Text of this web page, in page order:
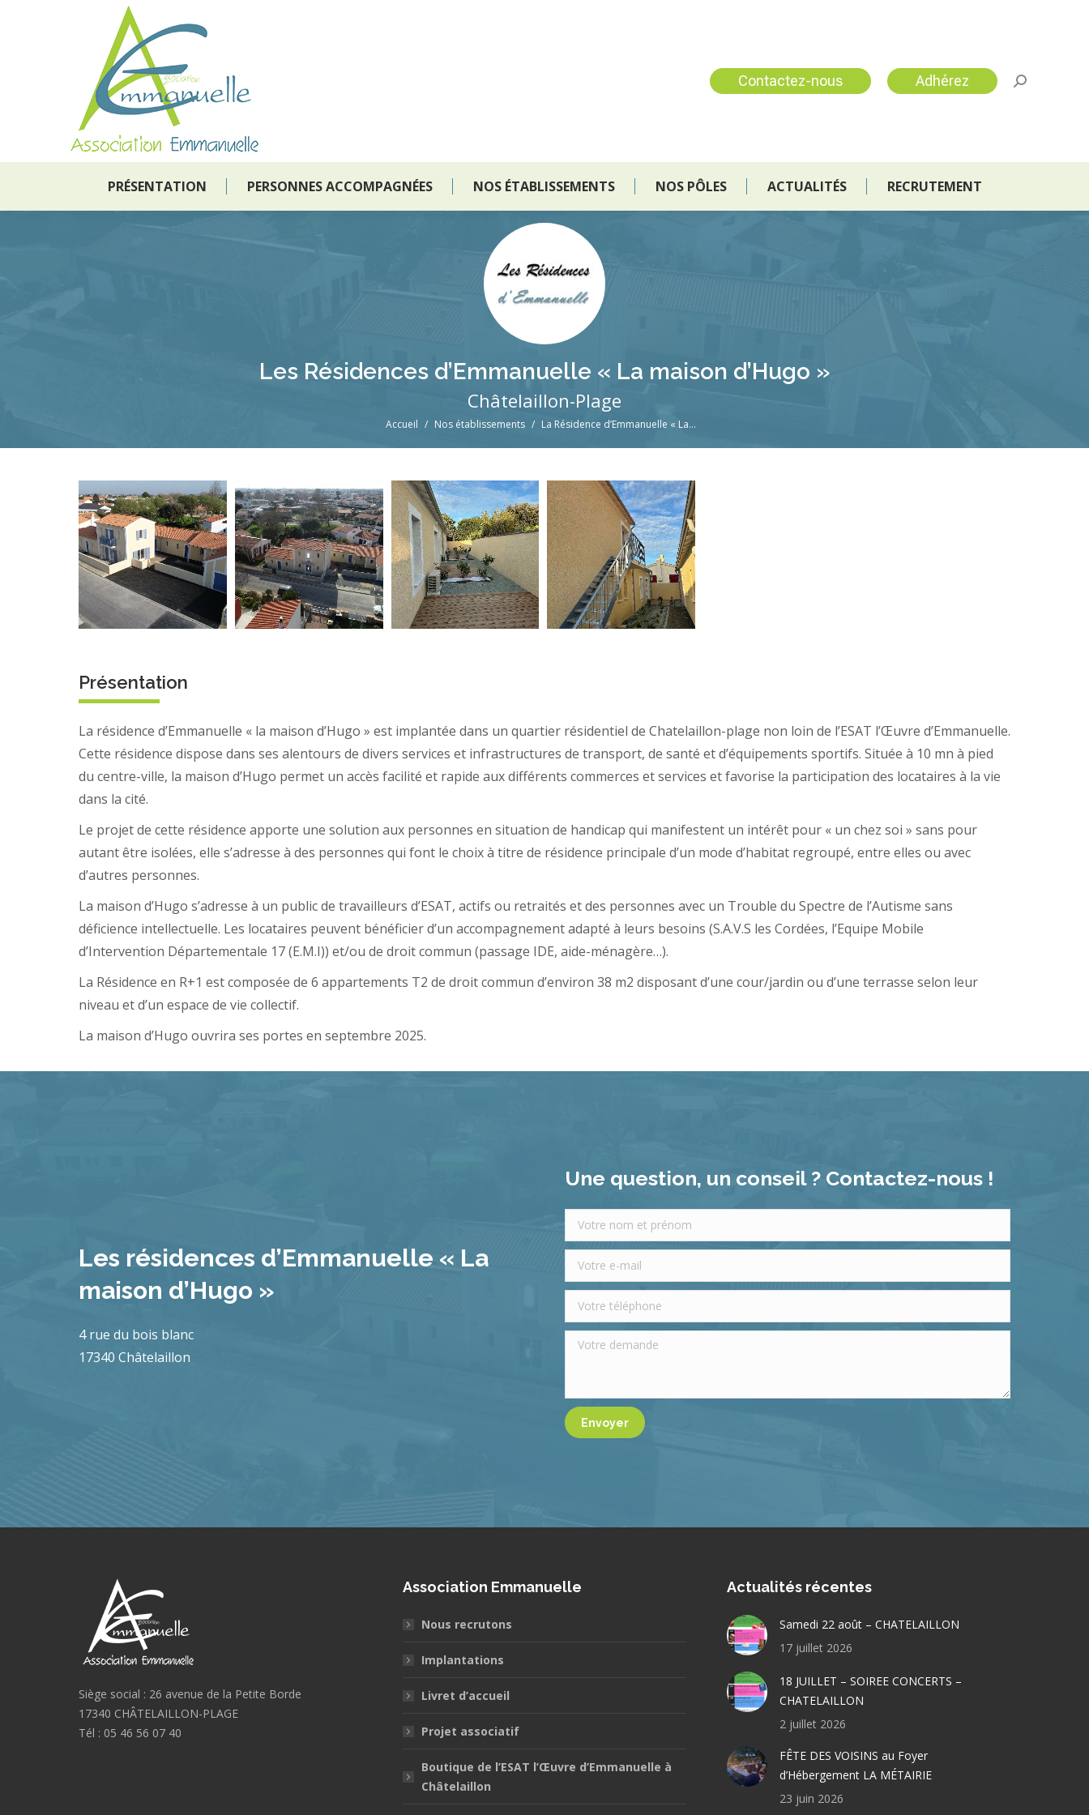
Contactez-nous Adhérez
PRÉSENTATION PERSONNES ACCOMPAGNÉES NOS ÉTABLISSEMENTS NOS PÔLES ACTUALITÉS RECRUTEMENT
Les Résidences d’Emmanuelle « La maison d’Hugo »
Châtelaillon-Plage
Vous êtes ici :
Accueil Nos établissements La Résidence d’Emmanuelle « La…
Présentation
La résidence d’Emmanuelle « la maison d’Hugo » est implantée dans un quartier résidentiel de Chatelaillon-plage non loin de l’ESAT l’Œuvre d’Emmanuelle.
Cette résidence dispose dans ses alentours de divers services et infrastructures de transport, de santé et d’équipements sportifs. Située à 10 mn à pied
du centre-ville, la maison d’Hugo permet un accès facilité et rapide aux différents commerces et services et favorise la participation des locataires à la vie
dans la cité.
Le projet de cette résidence apporte une solution aux personnes en situation de handicap qui manifestent un intérêt pour « un chez soi » sans pour
autant être isolées, elle s’adresse à des personnes qui font le choix à titre de résidence principale d’un mode d’habitat regroupé, entre elles ou avec
d’autres personnes.
La maison d’Hugo s’adresse à un public de travailleurs d’ESAT, actifs ou retraités et des personnes avec un Trouble du Spectre de l’Autisme sans
déficience intellectuelle. Les locataires peuvent bénéficier d’un accompagnement adapté à leurs besoins (S.A.V.S les Cordées, l’Equipe Mobile
d’Intervention Départementale 17 (E.M.I)) et/ou de droit commun (passage IDE, aide-ménagère…).
La Résidence en R+1 est composée de 6 appartements T2 de droit commun d’environ 38 m2 disposant d’une cour/jardin ou d’une terrasse selon leur
niveau et d’un espace de vie collectif.
La maison d’Hugo ouvrira ses portes en septembre 2025.
Les résidences d’Emmanuelle « La
maison d’Hugo »
4 rue du bois blanc
17340 Châtelaillon
Une question, un conseil ? Contactez-nous !
Siège social : 26 avenue de la Petite Borde
17340 CHÂTELAILLON-PLAGE
Tél : 05 46 56 07 40
Association Emmanuelle
Nous recrutons
Implantations
Livret d’accueil
Projet associatif
Boutique de l’ESAT l’Œuvre d’Emmanuelle à
Châtelaillon
Actualités récentes
Samedi 22 août – CHATELAILLON
17 juillet 2026
18 JUILLET – SOIREE CONCERTS –
CHATELAILLON
2 juillet 2026
FÊTE DES VOISINS au Foyer
d’Hébergement LA MÉTAIRIE
23 juin 2026
PRÉSENTATION